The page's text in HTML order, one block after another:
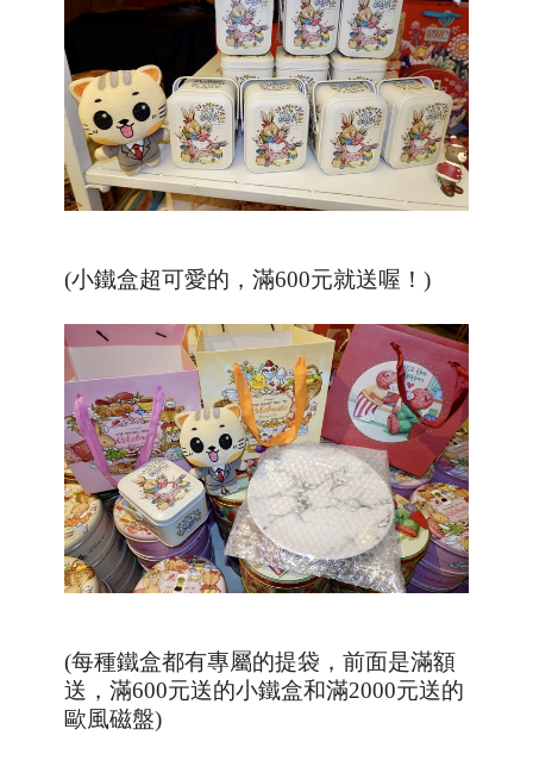
(小鐵盒超可愛的，滿600元就送喔！)
(每種鐵盒都有專屬的提袋，前面是滿額
送，滿600元送的小鐵盒和滿2000元送的
歐風磁盤)